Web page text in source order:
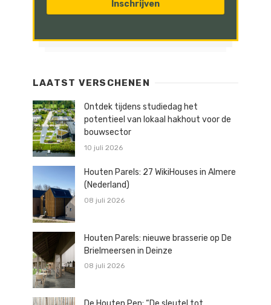
LAATST VERSCHENEN
Ontdek tijdens studiedag het
potentieel van lokaal hakhout voor de
bouwsector
10 juli 2026
Houten Parels: 27 WikiHouses in Almere
(Nederland)
08 juli 2026
Houten Parels: nieuwe brasserie op De
Brielmeersen in Deinze
08 juli 2026